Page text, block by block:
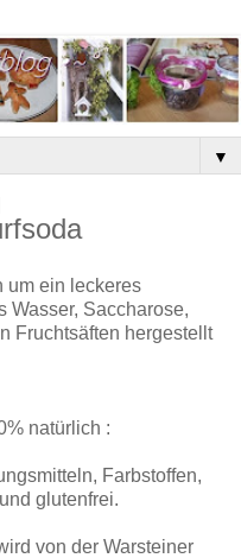
▼
um ein leckeres
Wasser, Saccharose,
Fruchtsäften hergestellt
natürlich :
Farbstoffen,
glutenfrei.
von der Warsteiner